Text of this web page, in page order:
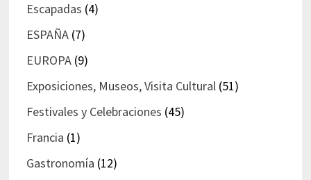
Escapadas (4)
ESPAÑA(7)
EUROPA(9)
Exposiciones, Museos, Visita Cultural(51)
Festivales y Celebraciones (45)
Francia (1)
Gastronomía (12)